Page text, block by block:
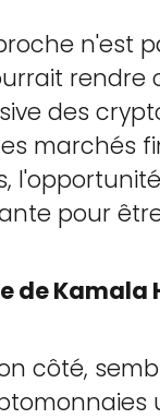
n'est
rendre
des
marchés
pour
de Kamala
côté,